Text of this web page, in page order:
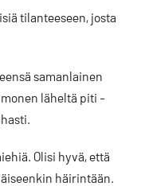
tilanteeseen, josta
samanlainen
läheltä piti -
Olisi hyvä, että
häirintään.